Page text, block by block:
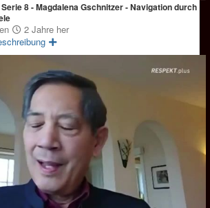
8 - Magdalena Gschnitzer - Navigation durch
2 Jahre her